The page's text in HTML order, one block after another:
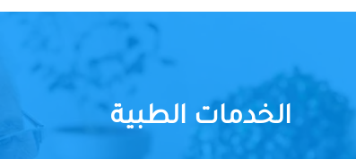
الخدمات الطبية